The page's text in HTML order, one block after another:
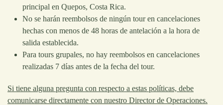
principal en Quepos, Costa Rica.
No se harán reembolsos de ningún tour en cancelaciones
hechas con menos de 48 horas de antelación a la hora de
salida establecida.
Para tours grupales, no hay reembolsos en cancelaciones
realizadas 7 días antes de la fecha del tour.
Si tiene alguna pregunta con respecto a estas políticas, debe
comunicarse directamente con nuestro Director de Operaciones.